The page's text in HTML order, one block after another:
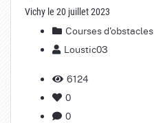
Vichy le 20 juillet 2023
Courses d'obstacles
Loustic03
6124
0
0